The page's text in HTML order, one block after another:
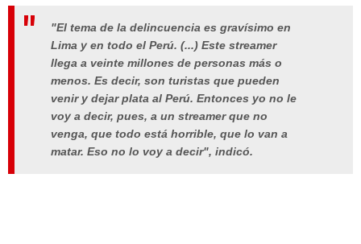
"El tema de la delincuencia es gravísimo en
Lima y en todo el Perú. (...) Este streamer
llega a veinte millones de personas más o
menos. Es decir, son turistas que pueden
venir y dejar plata al Perú. Entonces yo no le
voy a decir, pues, a un streamer que no
venga, que todo está horrible, que lo van a
matar. Eso no lo voy a decir", indicó.